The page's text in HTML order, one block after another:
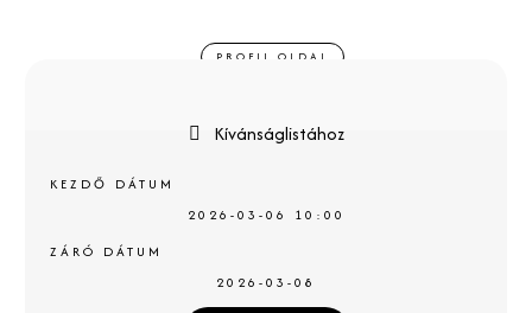
PROFIL OLDAL
Kívánságlistához
KEZDŐ DÁTUM
2026-03-06 10:00
ZÁRÓ DÁTUM
2026-03-08